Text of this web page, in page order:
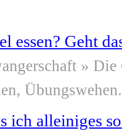
essen? Geht
» Die
ich alleiniges